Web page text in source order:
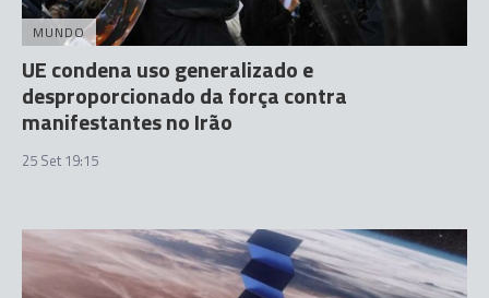
MUNDO
UE condena uso generalizado e
desproporcionado da força contra
manifestantes no Irão
25 Set 19:15